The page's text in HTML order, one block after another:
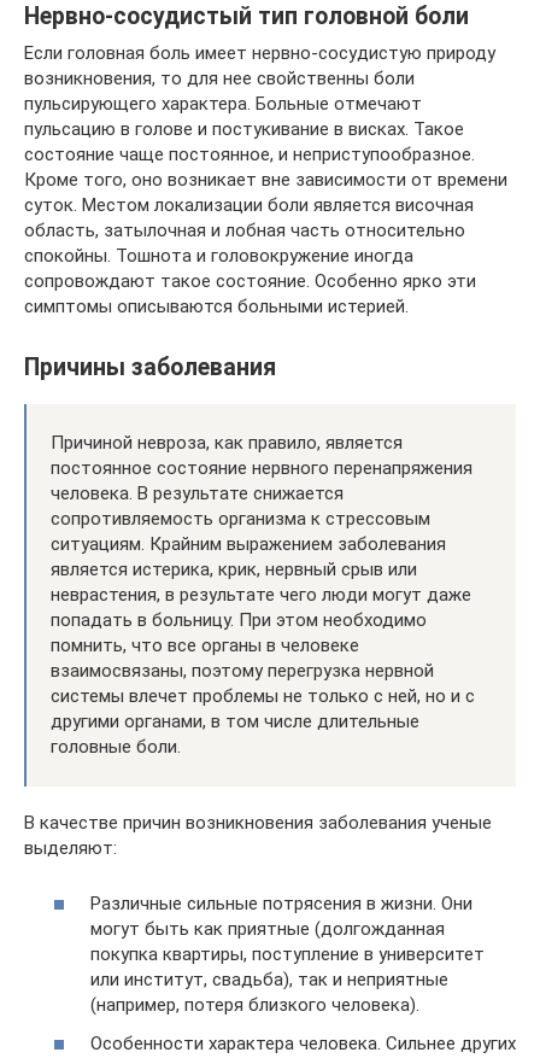
Нервно-сосудистый тип головной боли
Если головная боль имеет нервно-сосудистую природу
возникновения, то для нее свойственны боли
пульсирующего характера. Больные отмечают
пульсацию в голове и постукивание в висках. Такое
состояние чаще постоянное, и неприступообразное.
Кроме того, оно возникает вне зависимости от времени
суток. Местом локализации боли является височная
область, затылочная и лобная часть относительно
спокойны. Тошнота и головокружение иногда
сопровождают такое состояние. Особенно ярко эти
симптомы описываются больными истерией.
Причины заболевания
Причиной невроза, как правило, является
постоянное состояние нервного перенапряжения
человека. В результате снижается
сопротивляемость организма к стрессовым
ситуациям. Крайним выражением заболевания
является истерика, крик, нервный срыв или
неврастения, в результате чего люди могут даже
попадать в больницу. При этом необходимо
помнить, что все органы в человеке
взаимосвязаны, поэтому перегрузка нервной
системы влечет проблемы не только с ней, но и с
другими органами, в том числе длительные
головные боли.
В качестве причин возникновения заболевания ученые
выделяют:
Различные сильные потрясения в жизни. Они
могут быть как приятные (долгожданная
покупка квартиры, поступление в университет
или институт, свадьба), так и неприятные
(например, потеря близкого человека).
Особенности характера человека. Сильнее других